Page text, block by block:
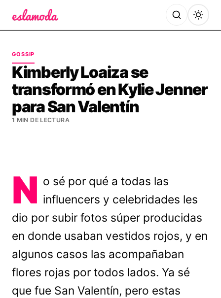
GOSSIP
Kimberly Loaiza se
transformó en Kylie Jenner
para San Valentín
1 MIN DE LECTURA
N o sé por qué a todas las
influencers y celebridades les
dio por subir fotos súper producidas
en donde usaban vestidos rojos, y en
algunos casos las acompañaban
flores rojas por todos lados. Ya sé
que fue San Valentín, pero estas